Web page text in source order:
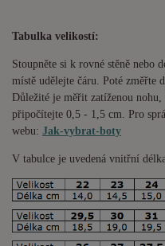
Tabulka velikostí:
Stoupněte si k rovné stěně nebo
místě udělejte čáru. Poté změřte
Důležité je měřit zatíženou
připočítejte 0,5 - 1,5 cm. Pro
webu: Jak-vybrat-boty
V tabulce je uvedená vnitřní